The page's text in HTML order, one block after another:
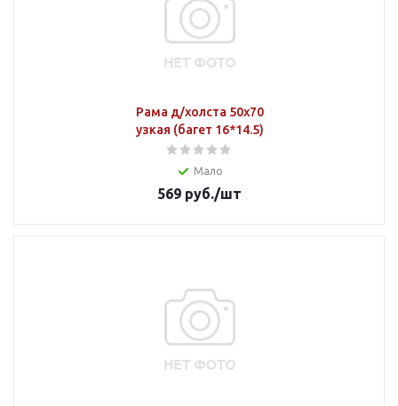
Рама д/холста 50х70
узкая (багет 16*14.5)
Мало
569 руб./шт